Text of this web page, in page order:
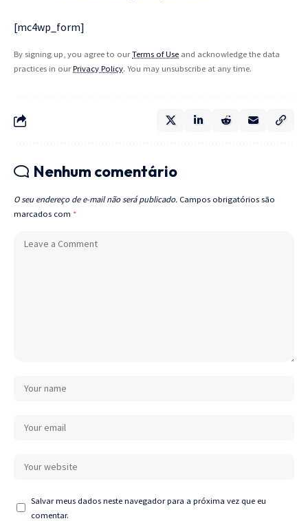
[mc4wp_form]
By signing up, you agree to ourTerms of Use and acknowledge the data
practices in ourPrivacy Policy. You may unsubscribe at any time.
Nenhum comentário
O seu endereço de e-mail não será publicado. Campos obrigatórios são
marcados com *
Salvar meus dados neste navegador para a próxima vez que eu
comentar.